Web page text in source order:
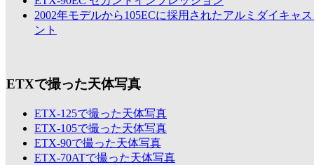
2002年モデルから105ECに採用されたアルミダイキャ
ント
ETXで撮った天体写真
ETX-125で撮った天体写真
ETX-105で撮った天体写真
ETX-90で撮った天体写真
ETX-70ATで撮った天体写真